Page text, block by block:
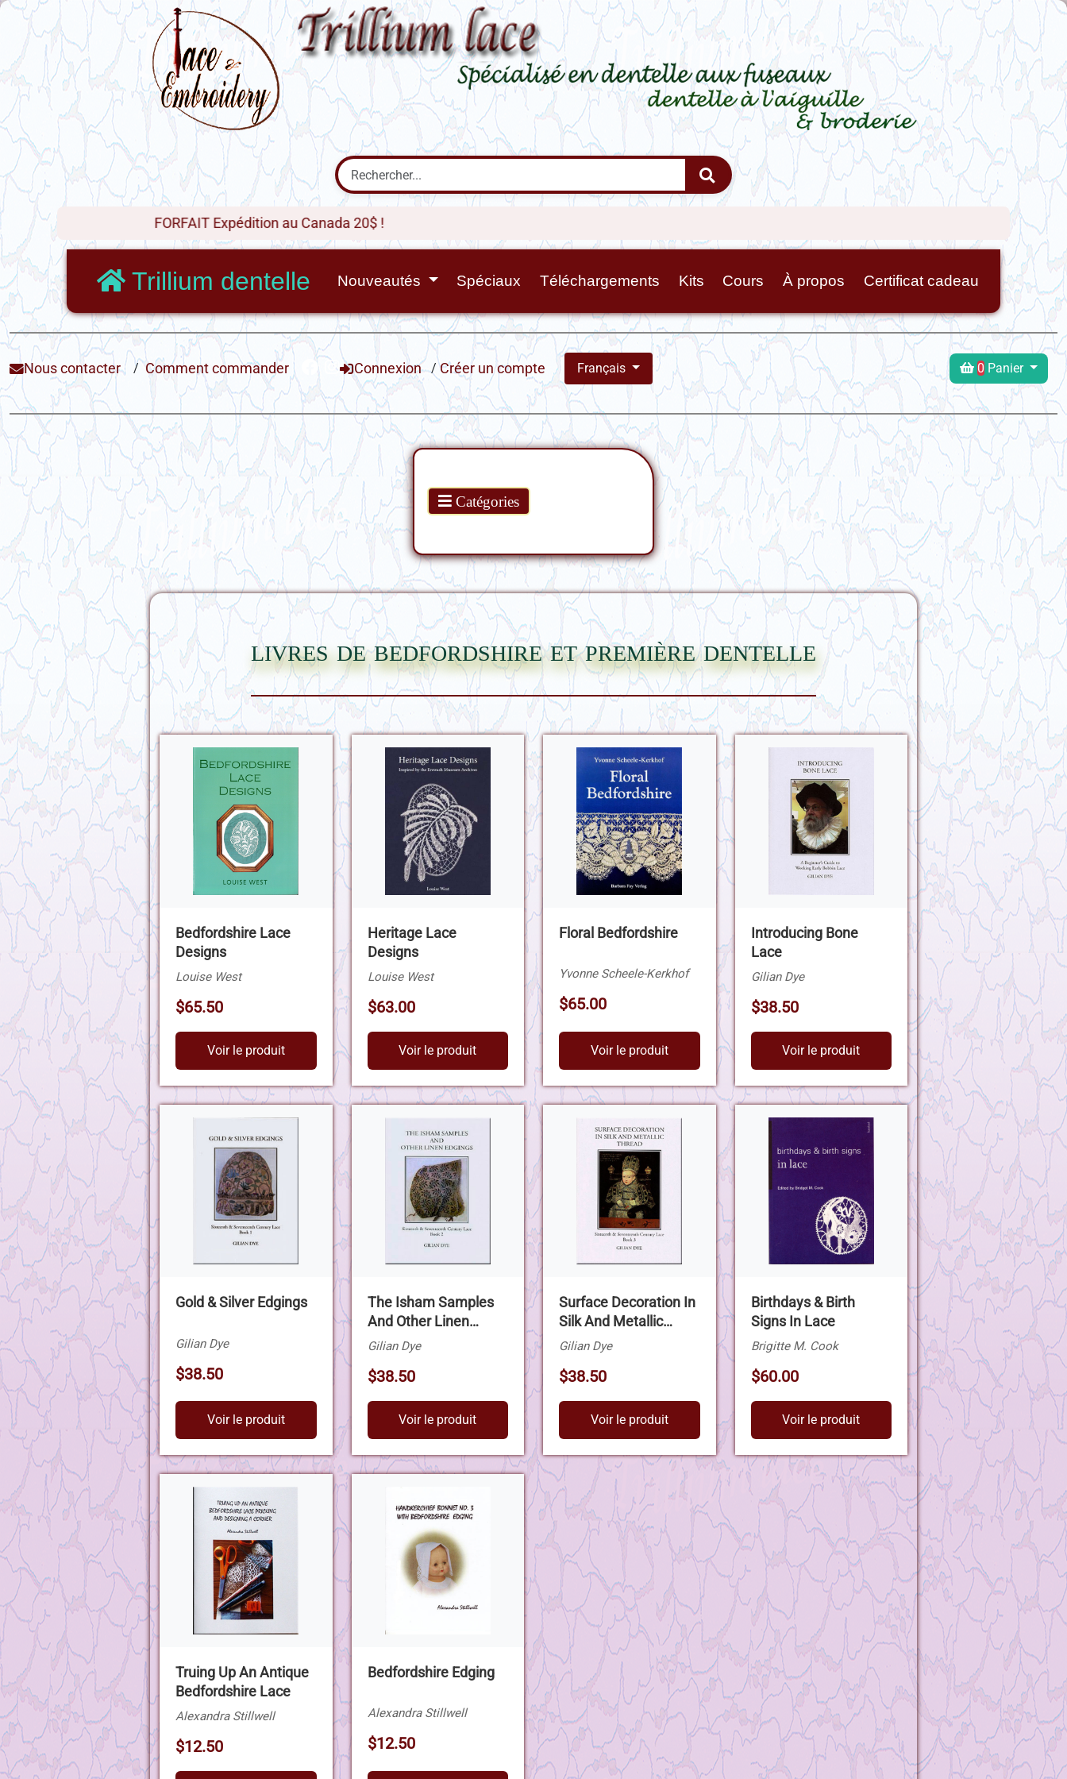
FORFAIT Expédition au Canada 20$ !
Trillium dentelle Nouveautés Spéciaux Téléchargements Kits Cours À propos Certificat cadeau
Nous contacter / Comment commander Connexion / Créer un compte Français 0 Panier
Catégories
livres de bedfordshire et première dentelle
Bedfordshire Lace
Designs
Louise West
$65.50
Voir le produit
Heritage Lace
Designs
Louise West
$63.00
Voir le produit
Floral Bedfordshire
Yvonne Scheele-Kerkhof
$65.00
Voir le produit
Introducing Bone
Lace
Gilian Dye
$38.50
Voir le produit
Gold & Silver Edgings
Gilian Dye
$38.50
Voir le produit
The Isham Samples
And Other Linen
Edgings
Gilian Dye
$38.50
Voir le produit
Surface Decoration In
Silk And Metallic
Thread
Gilian Dye
$38.50
Voir le produit
Birthdays & Birth
Signs In Lace
Brigitte M. Cook
$60.00
Voir le produit
Truing Up An Antique
Bedfordshire Lace
Alexandra Stillwell
$12.50
Bedfordshire Edging
Alexandra Stillwell
$12.50